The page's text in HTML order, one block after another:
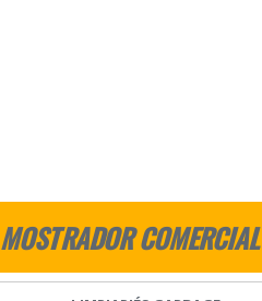
MOSTRADOR COMERCIAL